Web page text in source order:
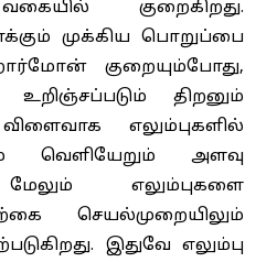
குறைகிறது.
முக்கிய பொறுப்பை
குறையும்போது,
திறனும்
எலும்புகளில்
வெளியேறும் அளவு
மேலும் எலும்புகளை
செயல்முறையிலும்
இதுவே எலும்பு